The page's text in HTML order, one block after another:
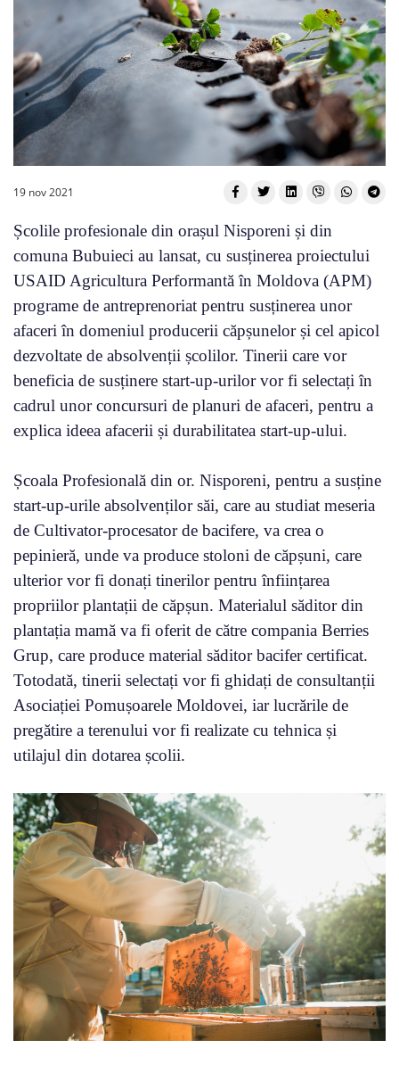
19 nov 2021
Școlile profesionale din orașul Nisporeni și din
comuna Bubuieci au lansat, cu susținerea proiectului
USAID Agricultura Performantă în Moldova (APM)
programe de antreprenoriat pentru susținerea unor
afaceri în domeniul producerii căpșunelor și cel apicol
dezvoltate de absolvenții școlilor. Tinerii care vor
beneficia de susținere start-up-urilor vor fi selectați în
cadrul unor concursuri de planuri de afaceri, pentru a
explica ideea afacerii și durabilitatea start-up-ului.
Școala Profesională din or. Nisporeni, pentru a susține
start-up-urile absolvenților săi, care au studiat meseria
de Cultivator-procesator de bacifere, va crea o
pepinieră, unde va produce stoloni de căpșuni, care
ulterior vor fi donați tinerilor pentru înființarea
propriilor plantații de căpșun. Materialul săditor din
plantația mamă va fi oferit de către compania Berries
Grup, care produce material săditor bacifer certificat.
Totodată, tinerii selectați vor fi ghidați de consultanții
Asociației Pomușoarele Moldovei, iar lucrările de
pregătire a terenului vor fi realizate cu tehnica și
utilajul din dotarea școlii.